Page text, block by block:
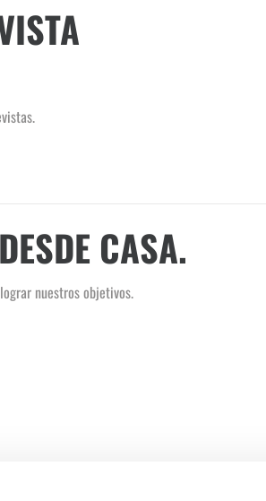
CASA.
nuestros objetivos.